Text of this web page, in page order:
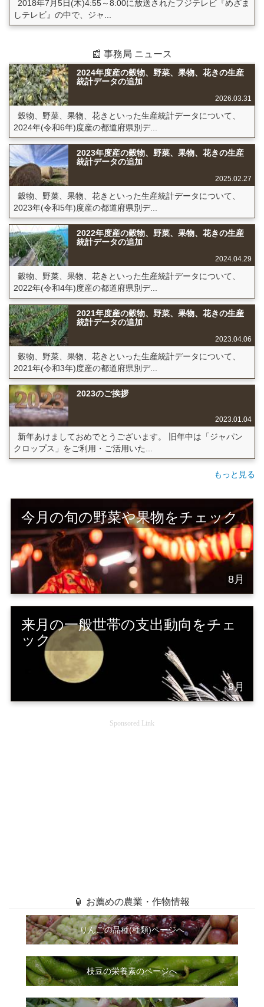
2018年7月5日(木)4:55～8:00に放送されたフジテレビ『めざま
しテレビ』の中で、ジャ...
📰 事務局 ニュース
2024年度産の穀物、野菜、果物、花きの生産
統計データの追加
2026.03.31
穀物、野菜、果物、花きといった生産統計データについて、
2024年(令和6年)度産の都道府県別デ...
2023年度産の穀物、野菜、果物、花きの生産
統計データの追加
2025.02.27
穀物、野菜、果物、花きといった生産統計データについて、
2023年(令和5年)度産の都道府県別デ...
2022年度産の穀物、野菜、果物、花きの生産
統計データの追加
2024.04.29
穀物、野菜、果物、花きといった生産統計データについて、
2022年(令和4年)度産の都道府県別デ...
2021年度産の穀物、野菜、果物、花きの生産
統計データの追加
2023.04.06
穀物、野菜、果物、花きといった生産統計データについて、
2021年(令和3年)度産の都道府県別デ...
2023のご挨拶
2023.01.04
新年あけましておめでとうございます。 旧年中は「ジャパン
クロップス」をご利用・ご活用いた...
もっと見る
今月の旬の野菜や果物をチェック
8月
来月の一般世帯の支出動向をチェ
ック
9月
Sponsored Link
🏮 お薦めの農業・作物情報
りんごの品種(種類)ページへ
枝豆の栄養素のページへ